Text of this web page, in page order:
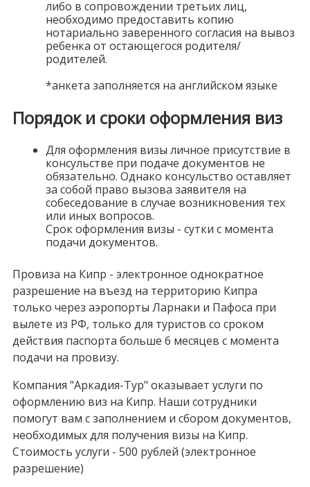
либо в сопровождении третьих лиц,
необходимо предоставить копию
нотариально заверенного согласия на вывоз
ребенка от остающегося родителя/
родителей.
*анкета заполняется на английском языке
Порядок и сроки оформления виз
Для оформления визы личное присутствие в
консульстве при подаче документов не
обязательно. Однако консульство оставляет
за собой право вызова заявителя на
собеседование в случае возникновения тех
или иных вопросов.
Срок оформления визы - сутки с момента
подачи документов.
Провиза на Кипр - электронное однократное
разрешение на въезд на территорию Кипра
только через аэропорты Ларнаки и Пафоса при
вылете из РФ, только для туристов со сроком
действия паспорта больше 6 месяцев с момента
подачи на провизу.
Компания "Аркадия-Тур" оказывает услуги по
оформлению виз на Кипр. Наши сотрудники
помогут вам с заполнением и сбором документов,
необходимых для получения визы на Кипр.
Стоимость услуги - 500 рублей (электронное
разрешение)